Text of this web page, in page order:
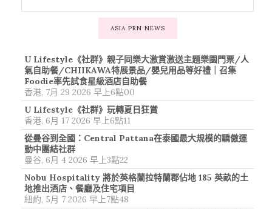
ASIA PRN NEWS
U Lifestyle《社群》親子同樂大激賞激送主題樂園門票/人
氣自助餐/CHIIKAWA特展景品/嬰兒用品等好禮｜召集
Foodie率先試食星級酒店自助餐
香港, 7月 29 2026 早上6點00
U Lifestyle《社群》玩轉夏日狂賞
香港, 6月 17 2026 早上6點11
從曼谷到全國：Central Pattana在泰國最大規模的驕傲運
動中團結社群
曼谷, 6月 4 2026 早上3點22
Nobu Hospitality 將於英格蘭拉特蘭郡佔地 185 英畝的土
地推出酒店、餐廳及住宅項目
紐約, 5月 7 2026 早上7點48